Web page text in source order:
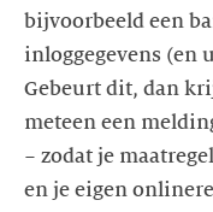
bijvoorbeeld een
inloggegevens (en
Gebeurt dit, dan
meteen een
− zodat je
en je eigen